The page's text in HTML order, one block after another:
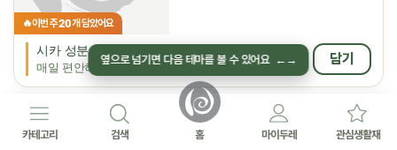
🔥이번 주20개 담았어요
시카 성분으로 진정과 수분 케어
매일 편안하게 쓰는 수분크림
담기
8% 자연에찬 후기 7
(채식)감자옹심이들깨탕
카테고리 검색 홈 마이두레 관심생활재
옆으로 넘기면 다음 테마를 볼 수 있어요 ←→